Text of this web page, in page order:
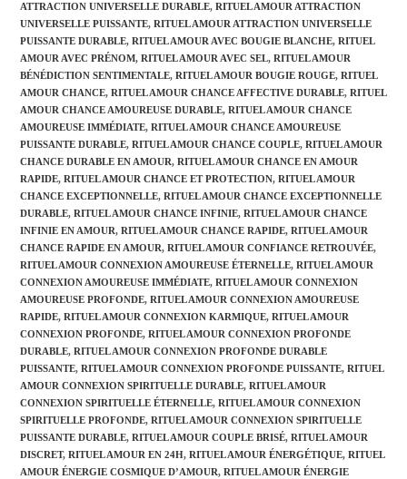
ATTRACTION UNIVERSELLE DURABLE, RITUEL AMOUR ATTRACTION
UNIVERSELLE PUISSANTE, RITUEL AMOUR ATTRACTION UNIVERSELLE
PUISSANTE DURABLE, RITUEL AMOUR AVEC BOUGIE BLANCHE, RITUEL
AMOUR AVEC PRÉNOM, RITUEL AMOUR AVEC SEL, RITUEL AMOUR
BÉNÉDICTION SENTIMENTALE, RITUEL AMOUR BOUGIE ROUGE, RITUEL
AMOUR CHANCE, RITUEL AMOUR CHANCE AFFECTIVE DURABLE, RITUEL
AMOUR CHANCE AMOUREUSE DURABLE, RITUEL AMOUR CHANCE
AMOUREUSE IMMÉDIATE, RITUEL AMOUR CHANCE AMOUREUSE
PUISSANTE DURABLE, RITUEL AMOUR CHANCE COUPLE, RITUEL AMOUR
CHANCE DURABLE EN AMOUR, RITUEL AMOUR CHANCE EN AMOUR
RAPIDE, RITUEL AMOUR CHANCE ET PROTECTION, RITUEL AMOUR
CHANCE EXCEPTIONNELLE, RITUEL AMOUR CHANCE EXCEPTIONNELLE
DURABLE, RITUEL AMOUR CHANCE INFINIE, RITUEL AMOUR CHANCE
INFINIE EN AMOUR, RITUEL AMOUR CHANCE RAPIDE, RITUEL AMOUR
CHANCE RAPIDE EN AMOUR, RITUEL AMOUR CONFIANCE RETROUVÉE,
RITUEL AMOUR CONNEXION AMOUREUSE ÉTERNELLE, RITUEL AMOUR
CONNEXION AMOUREUSE IMMÉDIATE, RITUEL AMOUR CONNEXION
AMOUREUSE PROFONDE, RITUEL AMOUR CONNEXION AMOUREUSE
RAPIDE, RITUEL AMOUR CONNEXION KARMIQUE, RITUEL AMOUR
CONNEXION PROFONDE, RITUEL AMOUR CONNEXION PROFONDE
DURABLE, RITUEL AMOUR CONNEXION PROFONDE DURABLE
PUISSANTE, RITUEL AMOUR CONNEXION PROFONDE PUISSANTE, RITUEL
AMOUR CONNEXION SPIRITUELLE DURABLE, RITUEL AMOUR
CONNEXION SPIRITUELLE ÉTERNELLE, RITUEL AMOUR CONNEXION
SPIRITUELLE PROFONDE, RITUEL AMOUR CONNEXION SPIRITUELLE
PUISSANTE DURABLE, RITUEL AMOUR COUPLE BRISÉ, RITUEL AMOUR
DISCRET, RITUEL AMOUR EN 24H, RITUEL AMOUR ÉNERGÉTIQUE, RITUEL
AMOUR ÉNERGIE COSMIQUE D’AMOUR, RITUEL AMOUR ÉNERGIE